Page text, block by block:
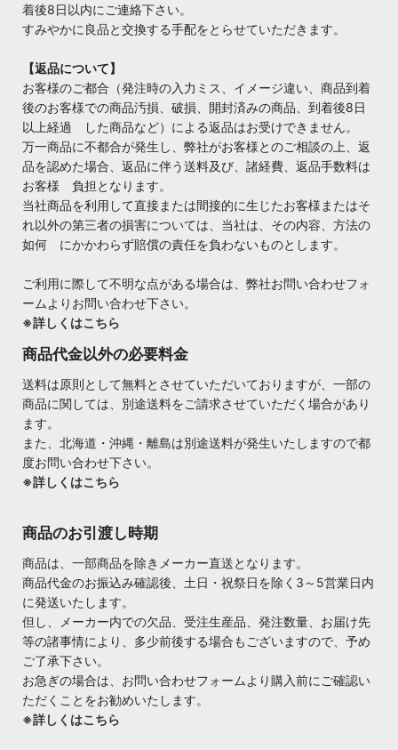
着後8日以内にご連絡下さい。
すみやかに良品と交換する手配をとらせていただきます。
【返品について】
お客様のご都合（発注時の入力ミス、イメージ違い、商品到着
後のお客様での商品汚損、破損、開封済みの商品、到着後8日
以上経過 した商品など）による返品はお受けできません。
万一商品に不都合が発生し、弊社がお客様とのご相談の上、返
品を認めた場合、返品に伴う送料及び、諸経費、返品手数料は
お客様 負担となります。
当社商品を利用して直接または間接的に生じたお客様またはそ
れ以外の第三者の損害については、当社は、その内容、方法の
如何 にかかわらず賠償の責任を負わないものとします。
ご利用に際して不明な点がある場合は、弊社お問い合わせフォ
ームよりお問い合わせ下さい。
※詳しくはこちら
商品代金以外の必要料金
送料は原則として無料とさせていただいておりますが、一部の
商品に関しては、別途送料をご請求させていただく場合があり
ます。
また、北海道・沖縄・離島は別途送料が発生いたしますので都
度お問い合わせ下さい。
※詳しくはこちら
商品のお引渡し時期
商品は、一部商品を除きメーカー直送となります。
商品代金のお振込み確認後、土日・祝祭日を除く3～5営業日内
に発送いたします。
但し、メーカー内での欠品、受注生産品、発注数量、お届け先
等の諸事情により、多少前後する場合もございますので、予め
ご了承下さい。
お急ぎの場合は、お問い合わせフォームより購入前にご確認い
ただくことをお勧めいたします。
※詳しくはこちら